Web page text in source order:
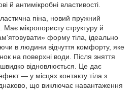
й антимікробні властивості.
піна, новий пружний
Має мікропористу структуру й
форму тіла, ідеально
в людини відчуття комфорту, яке
на поверхні води. Після зняття
відновлюється. Це дає
— у місцях контакту тіла з
що виключає навантаження